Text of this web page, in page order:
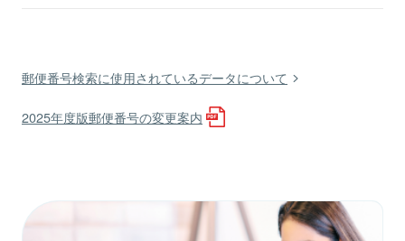
郵便番号検索に使用されているデータについて
2025年度版郵便番号の変更案内